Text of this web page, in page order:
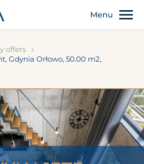
offers
Gdynia Orłowo, 50.00 m2,